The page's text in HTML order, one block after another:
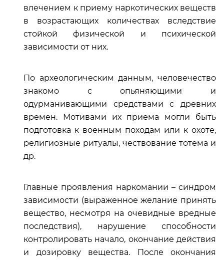
влечением к приему наркотических веществ
в возрастающих количествах вследствие
стойкой физической и психической
зависимости от них.
По археологическим данным, человечество
знакомо с опьяняющими и
одурманивающими средствами с древних
времен. Мотивами их приема могли быть
подготовка к военным походам или к охоте,
религиозные ритуалы, чествование тотема и
др.
Главные проявления наркомании – синдром
зависимости (выраженное желание принять
вещество, несмотря на очевидные вредные
последствия), нарушение способности
контролировать начало, окончание действия
и дозировку вещества. После окончания